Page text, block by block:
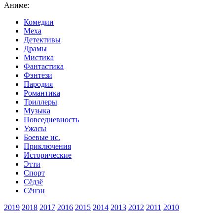
Аниме:
Комедии
Меха
Детективы
Драмы
Мистика
Фантастика
Фэнтези
Пародия
Романтика
Триллеры
Музыка
Повседневность
Ужасы
Боевые ис.
Приключения
Исторические
Этти
Спорт
Сёдзё
Сёнэн
2019 2018 2017 2016 2015 2014 2013 2012 2011 2010